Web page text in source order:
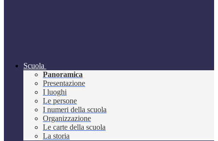
Scuola
Panoramica
Presentazione
I luoghi
Le persone
I numeri della scuola
Organizzazione
Le carte della scuola
La storia